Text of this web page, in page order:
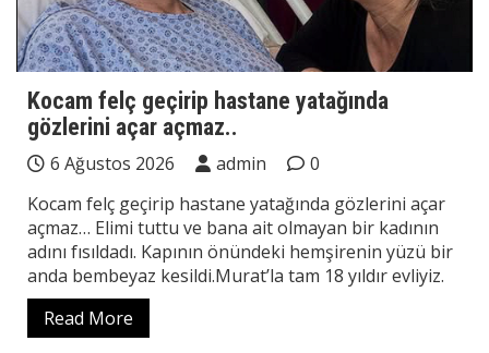
Kocam felç geçirip hastane yatağında
gözlerini açar açmaz..
6 Ağustos 2026 admin
0
Kocam felç geçirip hastane yatağında gözlerini açar
açmaz… Elimi tuttu ve bana ait olmayan bir kadının
adını fısıldadı. Kapının önündeki hemşirenin yüzü bir
anda bembeyaz kesildi.Murat’la tam 18 yıldır evliyiz.
Read More